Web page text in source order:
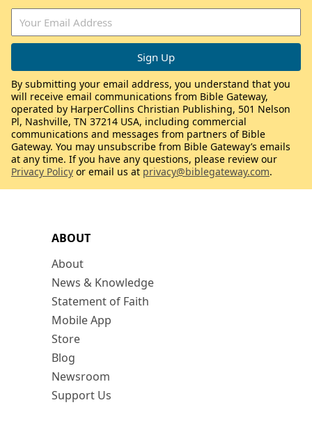
ABOUT
About
News & Knowledge
Statement of Faith
Mobile App
Store
Blog
Newsroom
Support Us
By submitting your email address, you understand that you
will receive email communications from Bible Gateway,
operated by HarperCollins Christian Publishing, 501 Nelson
Pl, Nashville, TN 37214 USA, including commercial
communications and messages from partners of Bible
Gateway. You may unsubscribe from Bible Gateway’s emails
at any time. If you have any questions, please review our
Privacy Policy or email us at privacy@biblegateway.com.